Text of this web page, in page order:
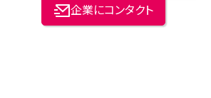
本科5年生・専攻科2年生向け
企業にコンタクト